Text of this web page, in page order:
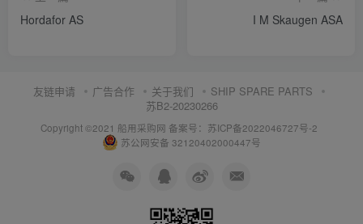
Hordafor AS
I M Skaugen ASA
友链申请 广告合作 关于我们
SHIP SPARE PARTS
苏B2-20230266
Copyright ©2021 船用采购网 备案号：苏ICP备2022046727号-2
苏公网安备 32120402000447号